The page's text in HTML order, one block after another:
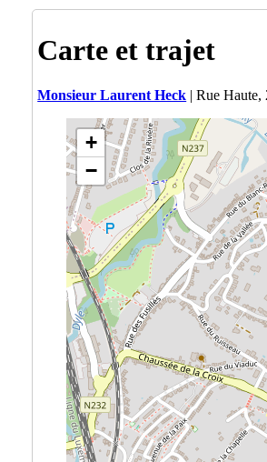
Carte et trajet
Monsieur Laurent Heck | Rue
+
−